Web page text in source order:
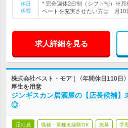
休日
休暇
* 完全週休2日制（シフト制）※
ベートを充実させたい方は 月10
求人詳細を見る
株式会社ベスト・モア | 〈年間休日110日
厚生を用意
ジンギスカン居酒屋の【店長候補】
◎
正社員 職種・業種未経験OK 急募 学